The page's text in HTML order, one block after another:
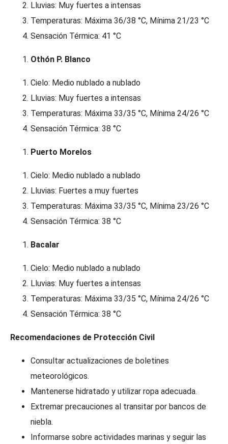
Lluvias: Muy fuertes a intensas
Temperaturas: Máxima 36/38 °C, Mínima 21/23 °C
Sensación Térmica: 41 °C
Othón P. Blanco
Cielo: Medio nublado a nublado
Lluvias: Muy fuertes a intensas
Temperaturas: Máxima 33/35 °C, Mínima 24/26 °C
Sensación Térmica: 38 °C
Puerto Morelos
Cielo: Medio nublado a nublado
Lluvias: Fuertes a muy fuertes
Temperaturas: Máxima 33/35 °C, Mínima 23/26 °C
Sensación Térmica: 38 °C
Bacalar
Cielo: Medio nublado a nublado
Lluvias: Muy fuertes a intensas
Temperaturas: Máxima 33/35 °C, Mínima 24/26 °C
Sensación Térmica: 38 °C
Recomendaciones de Protección Civil
Consultar actualizaciones de boletines
meteorológicos.
Mantenerse hidratado y utilizar ropa adecuada.
Extremar precauciones al transitar por bancos de
niebla.
Informarse sobre actividades marinas y seguir las